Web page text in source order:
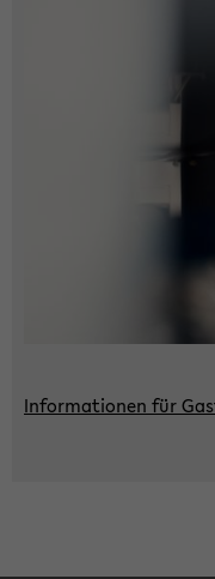
In­for­ma­tio­nen für